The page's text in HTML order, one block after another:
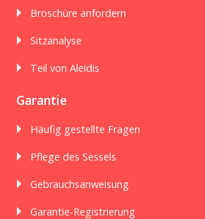
Broschüre anfordern
Sitzanalyse
Teil von Aleidis
Garantie
Häufig gestellte Fragen
Pflege des Sessels
Gebrauchsanweisung
Garantie-Registrierung